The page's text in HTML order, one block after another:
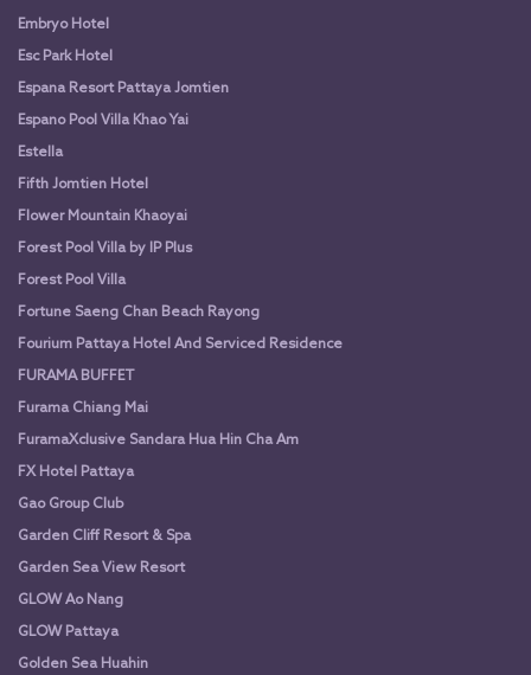
Embryo Hotel
Esc Park Hotel
Espana Resort Pattaya Jomtien
Espano Pool Villa Khao Yai
Estella
Fifth Jomtien Hotel
Flower Mountain Khaoyai
Forest Pool Villa by IP Plus
Forest Pool Villa
Fortune Saeng Chan Beach Rayong
Fourium Pattaya Hotel And Serviced Residence
FURAMA BUFFET
Furama Chiang Mai
FuramaXclusive Sandara Hua Hin Cha Am
FX Hotel Pattaya
Gao Group Club
Garden Cliff Resort & Spa
Garden Sea View Resort
GLOW Ao Nang
GLOW Pattaya
Golden Sea Huahin